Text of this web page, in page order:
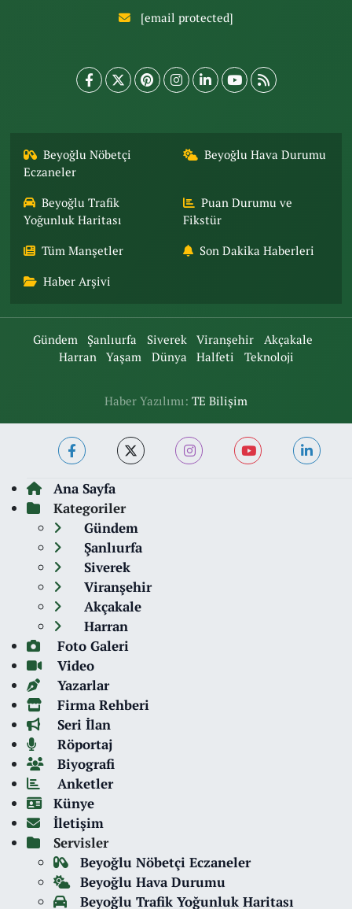
[email protected]
Beyoğlu Nöbetçi
Eczaneler
Beyoğlu Hava Durumu
Beyoğlu Trafik
Yoğunluk Haritası
Puan Durumu ve
Fikstür
Tüm Manşetler Son Dakika Haberleri
Haber Arşivi
Gündem Şanlıurfa Siverek Viranşehir
Akçakale
Harran
Yaşam Dünya Halfeti Teknoloji
Haber Yazılımı: TE Bilişim
Ana Sayfa
Kategoriler
Gündem
Şanlıurfa
Siverek
Viranşehir
Akçakale
Harran
Foto Galeri
Video
Yazarlar
Firma Rehberi
Seri İlan
Röportaj
Biyografi
Anketler
Künye
İletişim
Servisler
Beyoğlu Nöbetçi Eczaneler
Beyoğlu Hava Durumu
Beyoğlu Trafik Yoğunluk Haritası